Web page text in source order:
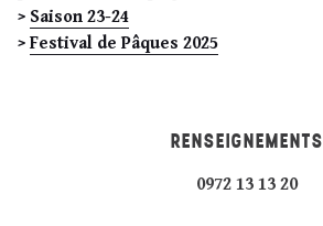
> Saison 23-24
> Festival de Pâques 2025
RENSEIGNEMENTS
0972 13 13 20